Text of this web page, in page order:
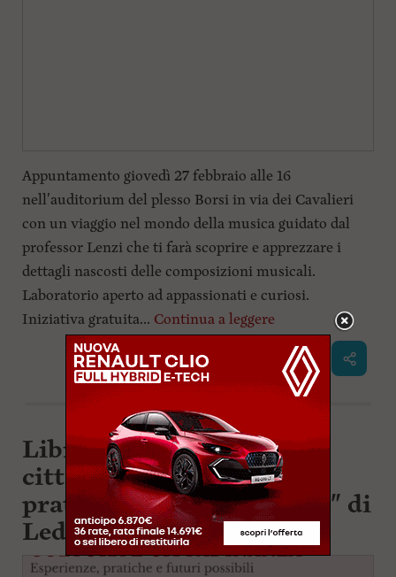
Appuntamento giovedì 27 febbraio alle 16
nell'auditorium del plesso Borsi in via dei Cavalieri
con un viaggio nel mondo della musica guidato dal
professor Lenzi che ti farà scoprire e apprezzare i
dettagli nascosti delle composizioni musicali.
Laboratorio aperto ad appassionati e curiosi.
Iniziativa gratuita... Continua a leggere
Libri. "Cultura è
cittadinanza. Esperienze,
pratiche e futuri possibili" di
Ledo Prato